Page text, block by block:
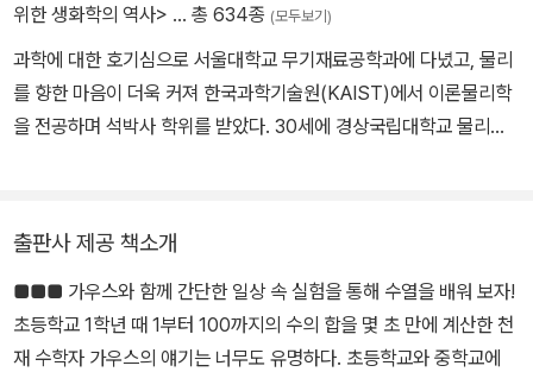
위한 생화학의 역사> … 총 634종 (모두보기)
과학에 대한 호기심으로 서울대학교 무기재료공학과에 다녔고, 물리
를 향한 마음이 더욱 커져 한국과학기술원(KAIST)에서 이론물리학
을 전공하며 석박사 학위를 받았다. 30세에 경상국립대학교 물리학
들에게 과학과 수학의 즐거움을 알려주고자 책을 통해 독자를 만나고
있다. [과학자가 들려주는 과학 이야기 시리즈] 중 《아인슈타인이 들
려주는 상대성 이론 이야기》를 비롯한 31권과 [과학공화국 법정 시리
즈] 50권을 집필했다. 최근에는 중학교에서도 통하는 초등수학을 카
출판사 제공 책소개
■■■ 가우스와 함께 간단한 일상 속 실험을 통해 수열을 배워 보자!
초등학교 1학년 때 1부터 100까지의 수의 합을 몇 초 만에 계산한 천
재 수학자 가우스의 얘기는 너무도 유명하다. 초등학교와 중학교에